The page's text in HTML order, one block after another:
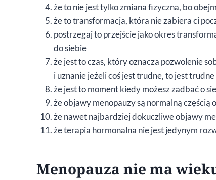
że to nie jest tylko zmiana fizyczna, bo
że to transformacja, która nie zabiera ci
postrzegaj to przejście jako okres
do siebie
że jest to czas, który oznacza pozwolenie
i uznanie jeżeli coś jest trudne, to jest trudne
że jest to moment kiedy możesz zadbać o
że objawy menopauzy są normalną częścią
że nawet najbardziej dokuczliwe objawy
że terapia hormonalna nie jest jedynym
Menopauza nie ma